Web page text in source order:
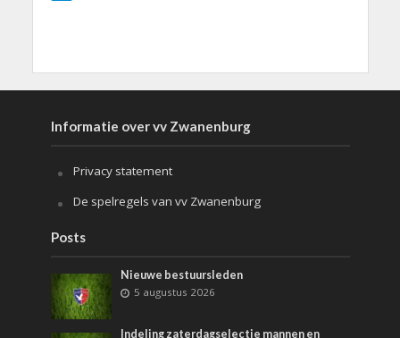
Informatie over vv Zwanenburg
Privacy statement
De spelregels van vv Zwanenburg
Posts
Nieuwe bestuursleden
5 augustus 2026
Indeling zaterdagselectie mannen en